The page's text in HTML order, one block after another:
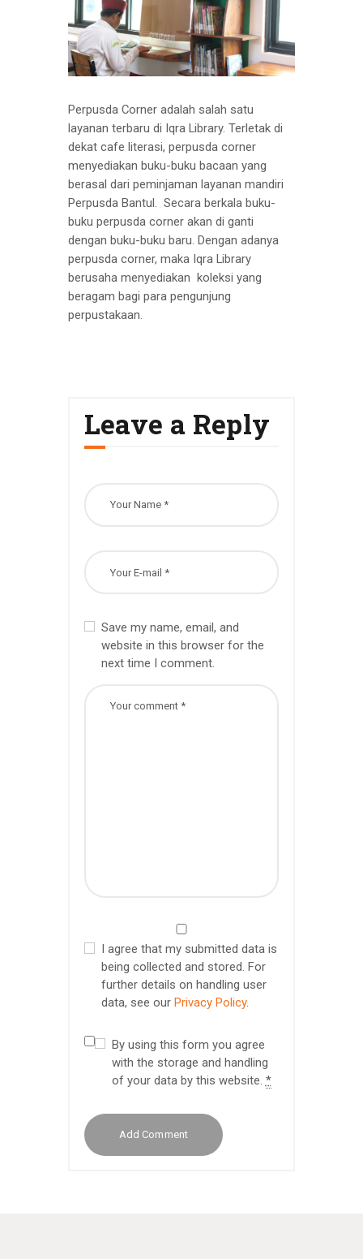
Perpusda Corner adalah salah satu
layanan terbaru di Iqra Library. Terletak di
dekat cafe literasi, perpusda corner
menyediakan buku-buku bacaan yang
berasal dari peminjaman layanan mandiri
Perpusda Bantul. Secara berkala buku-
buku perpusda corner akan di ganti
dengan buku-buku baru. Dengan adanya
perpusda corner, maka Iqra Library
berusaha menyediakan koleksi yang
beragam bagi para pengunjung
perpustakaan.
Leave a Reply
Save my name, email, and
website in this browser for the
next time I comment.
I agree that my submitted data is
being collected and stored. For
further details on handling user
data, see our Privacy Policy.
By using this form you agree
with the storage and handling
of your data by this website. *